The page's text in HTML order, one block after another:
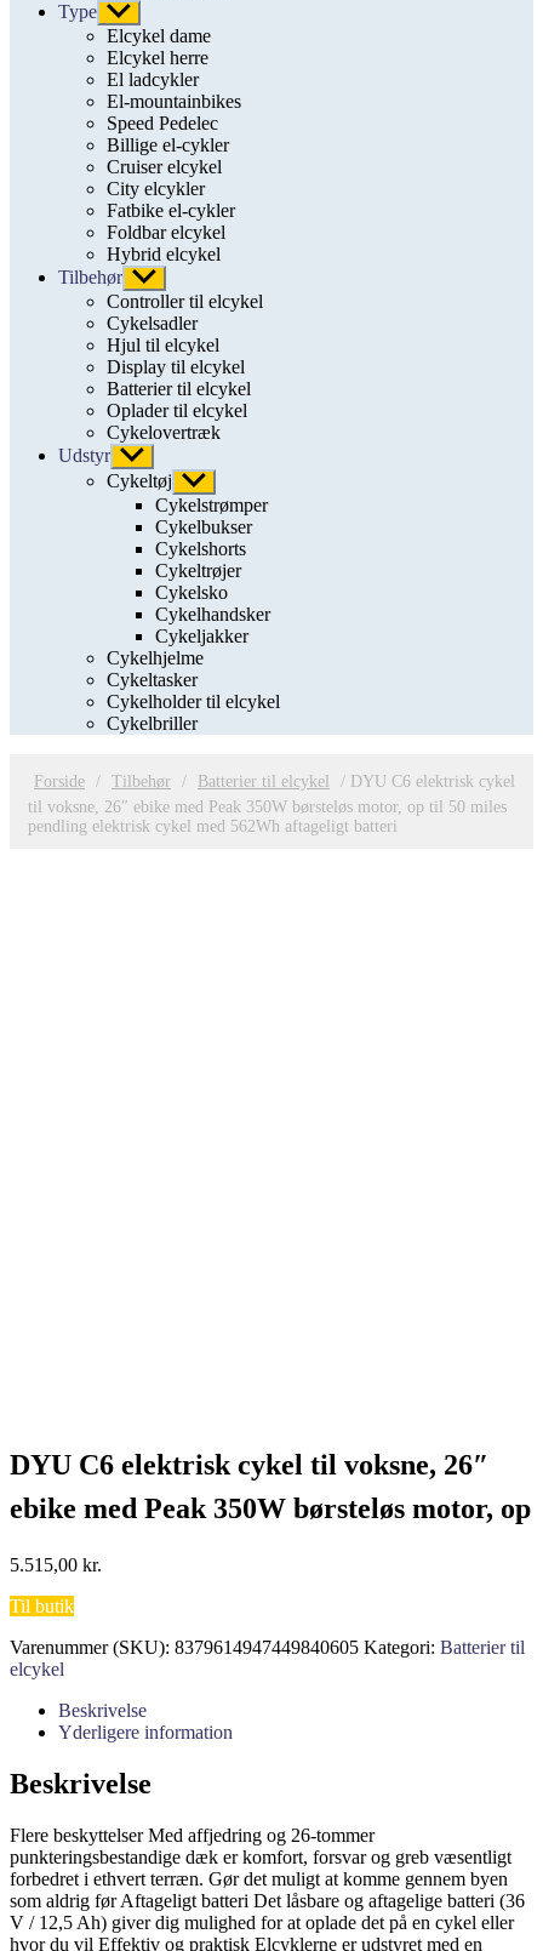
Type Vis
undermenu
Elcykel dame
Elcykel herre
El ladcykler
El-mountainbikes
Speed Pedelec
Billige el-cykler
Cruiser elcykel
City elcykler
Fatbike el-cykler
Foldbar elcykel
Hybrid elcykel
Tilbehør Vis
undermenu
Controller til elcykel
Cykelsadler
Hjul til elcykel
Display til elcykel
Batterier til elcykel
Oplader til elcykel
Cykelovertræk
Udstyr Vis
undermenu
Cykeltøj Vis
undermenu
Cykelstrømper
Cykelbukser
Cykelshorts
Cykeltrøjer
Cykelsko
Cykelhandsker
Cykeljakker
Cykelhjelme
Cykeltasker
Cykelholder til elcykel
Cykelbriller
Forside / Tilbehør / Batterier til elcykel
/ DYU C6 elektrisk cykel
til voksne, 26″ ebike med Peak 350W børsteløs motor, op til 50 miles
pendling elektrisk cykel med 562Wh aftageligt batteri
DYU C6 elektrisk cykel til voksne, 26″
ebike med Peak 350W børsteløs motor, op
til 50 miles pendling elektrisk cykel med
562Wh aftageligt batteri
5.515,00 kr.
Til butik
Varenummer (SKU): 8379614947449840605 Kategori: Batterier til
elcykel
Beskrivelse
Yderligere information
Beskrivelse
Flere beskyttelser Med affjedring og 26-tommer
punkteringsbestandige dæk er komfort, forsvar og greb væsentligt
forbedret i ethvert terræn. Gør det muligt at komme gennem byen
som aldrig før Aftageligt batteri Det låsbare og aftagelige batteri (36
V / 12,5 Ah) giver dig mulighed for at oplade det på en cykel eller
hvor du vil Effektiv og praktisk Elcyklerne er udstyret med en